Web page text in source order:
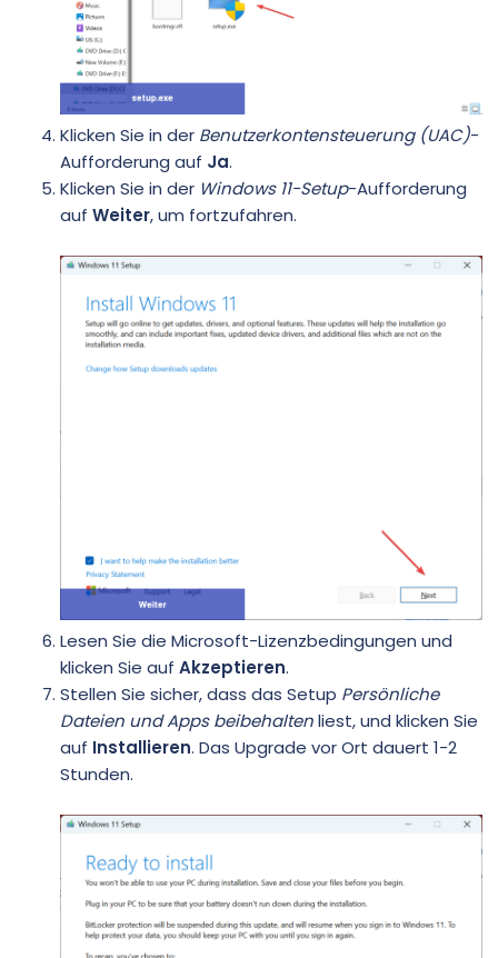
Klicken Sie in der Benutzerkontensteuerung (UAC)-
Aufforderung auf Ja.
Klicken Sie in der Windows 11-Setup-Aufforderung
auf Weiter, um fortzufahren.
Lesen Sie die Microsoft-Lizenzbedingungen und
klicken Sie auf Akzeptieren.
Stellen Sie sicher, dass das Setup Persönliche
Dateien und Apps beibehaltenliest, und klicken Sie
auf Installieren. Das Upgrade vor Ort dauert 1-2
Stunden.